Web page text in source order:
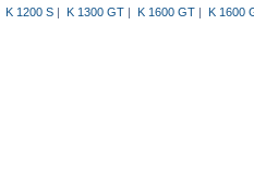
K 1200 S| K 1300 GT| K 1600 GT| K 1600